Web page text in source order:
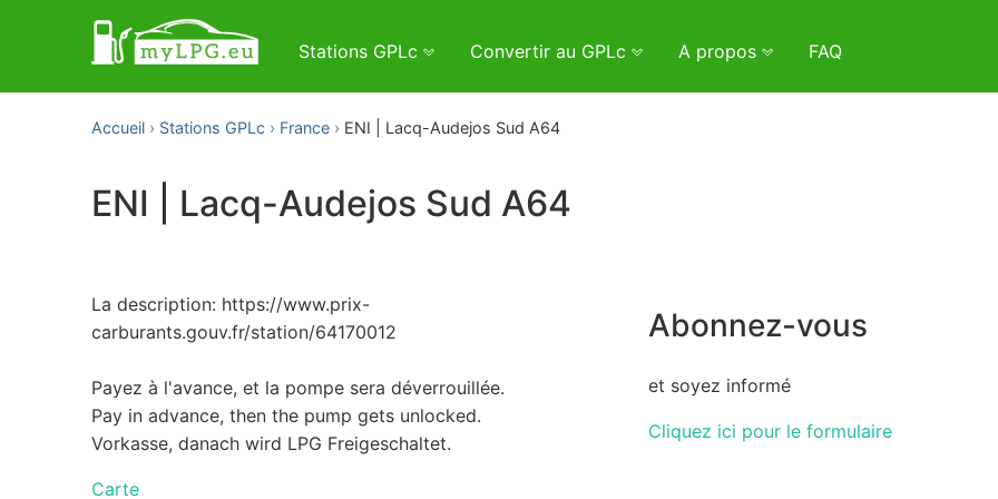
Stations GPLc Convertir au GPLc A propos FAQ
Accueil Stations GPLc France ENI | Lacq-Audejos Sud A64
ENI | Lacq-Audejos Sud A64
La description: https://www.prix-
carburants.gouv.fr/station/64170012
Payez à l'avance, et la pompe sera déverrouillée.
Pay in advance, then the pump gets unlocked.
Vorkasse, danach wird LPG Freigeschaltet.
Carte
Abonnez-vous
et soyez informé
Cliquez ici pour le formulaire